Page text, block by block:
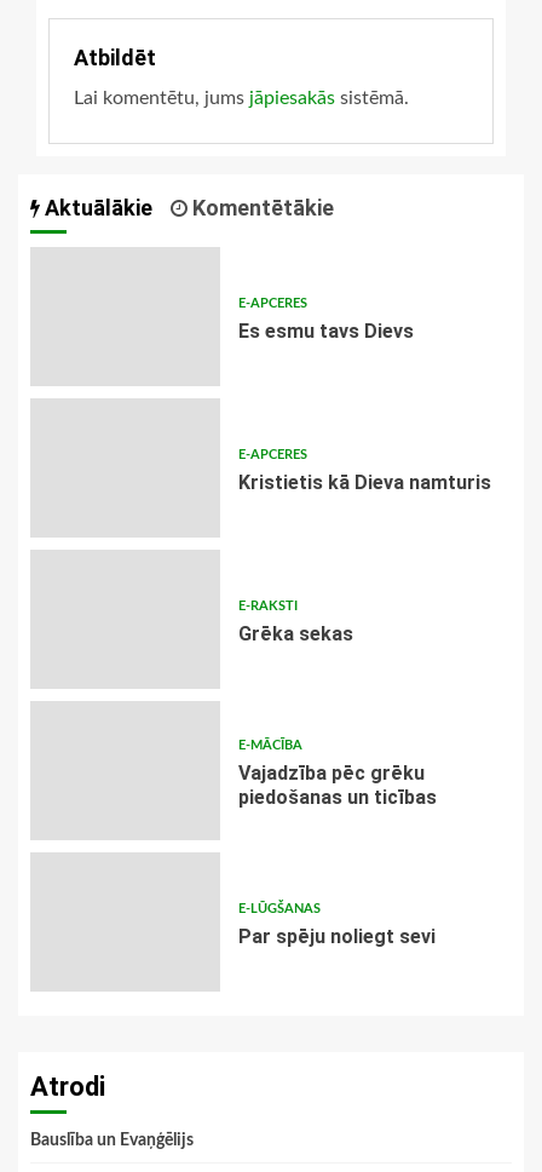
Atbildēt
Lai komentētu, jums jāpiesakās sistēmā.
Aktuālākie Komentētākie
E-APCERES
Es esmu tavs Dievs
E-APCERES
Kristietis kā Dieva namturis
E-RAKSTI
Grēka sekas
E-MĀCĪBA
Vajadzība pēc grēku
piedošanas un ticības
E-LŪGŠANAS
Par spēju noliegt sevi
Atrodi
Bauslība un Evaņģēlijs